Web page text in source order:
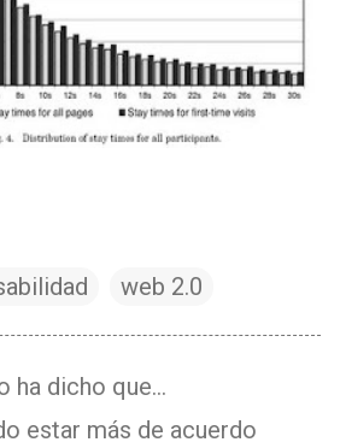
web 2.0
ha dicho que…
estar más de acuerdo